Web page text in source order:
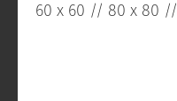
60 x 60 // 80 x 80 //